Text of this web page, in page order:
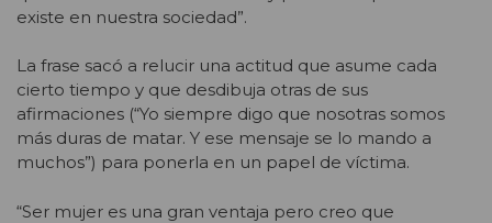
existe en nuestra sociedad”.
La frase sacó a relucir una actitud que asume cada
cierto tiempo y que desdibuja otras de sus
afirmaciones (“Yo siempre digo que nosotras somos
más duras de matar. Y ese mensaje se lo mando a
muchos”) para ponerla en un papel de víctima.
“Ser mujer es una gran ventaja pero creo que